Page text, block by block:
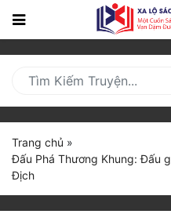
Trang
Mới
Cập
Nhật
(current)
BXH
Trang chủ »
Đấu Phá Thương Khung: Đấu
Địch